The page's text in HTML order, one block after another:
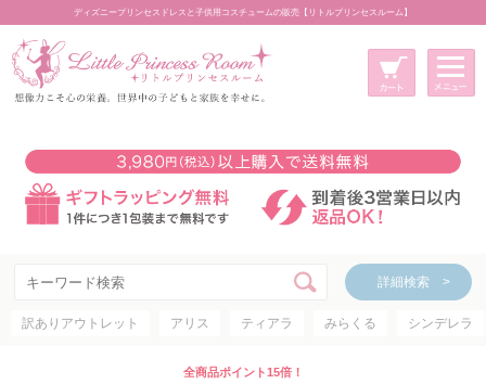
ディズニープリンセスドレスと子供用コスチュームの販売【リトルプリンセスルーム】
詳細検索 >
訳ありアウトレット アリス ティアラ みらくる シンデレラ
全商品ポイント15倍！
新規会員登録
マイページ
カート
詳細検索 >
アイテムカテゴリー
ディズニープリンセス